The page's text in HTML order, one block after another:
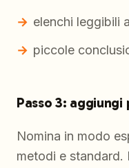
elenchi leggibili
piccole
Passo 3:
Nomina in modo
metodi e standard.